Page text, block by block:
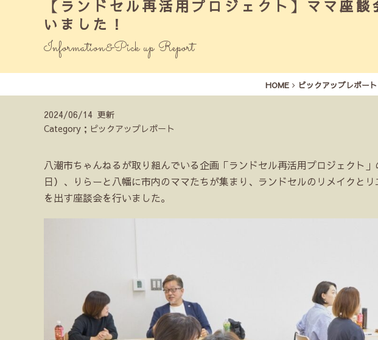
【ランドセル再活用プロジェクト】ママ座
いました！
Information&Pick up Report
HOME ピックアップレポート
2024/06/14 更新
Category；ピックアップレポート
八潮市ちゃんねるが取り組んでいる企画「ランドセル再活用プロジェクト
日）、りらーと八幡に市内のママたちが集まり、ランドセルのリメイクと
を出す座談会を行いました。